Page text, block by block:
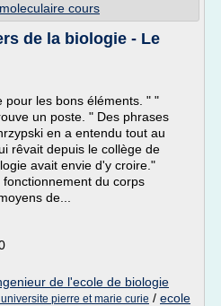
cours
de la biologie - Le
pour les bons éléments. " "
un poste. " Des phrases
en a entendu tout au
rêvait depuis le collège de
avait envie d'y croire."
du corps
de...
de l'ecole de biologie
pierre et marie curie / ecole